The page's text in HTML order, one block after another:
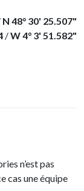
N 48° 30' 25.507"
/W 4° 3' 51.582"
n’est pas
cas une équipe